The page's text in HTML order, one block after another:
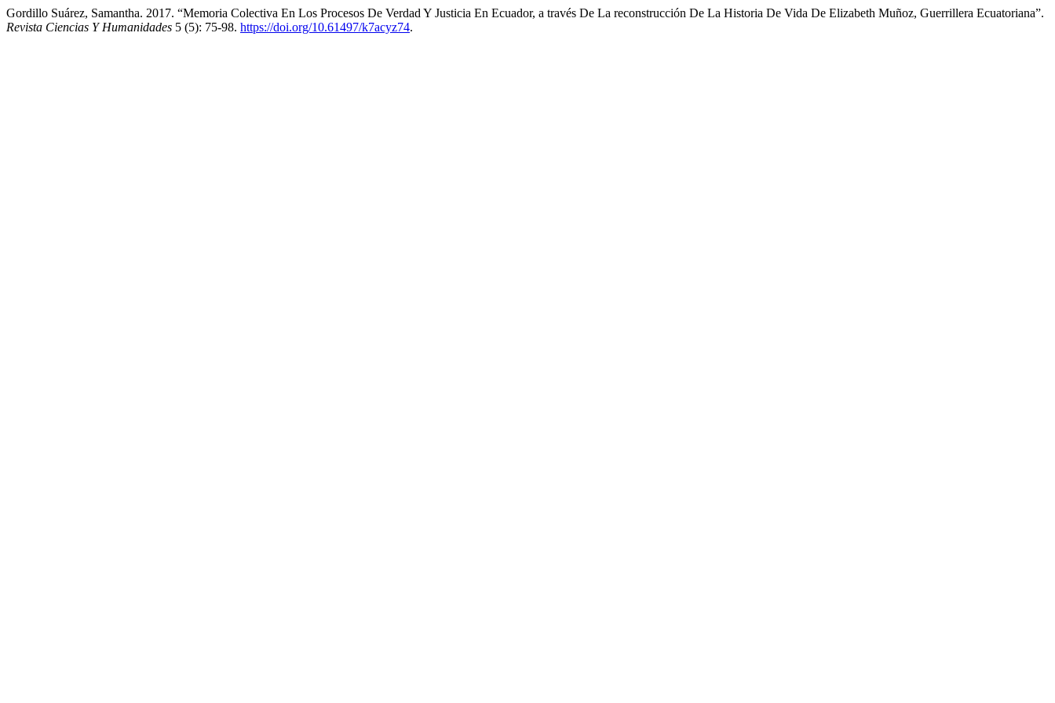
Gordillo Suárez, Samantha. 2017. “Memoria Colectiva En Los Procesos De Verdad Y Justicia En Ecuador, a través De La reconstrucción De La Historia De Vida De Elizabeth Muñoz, Guerrillera Ecuatoriana”.
Revista Ciencias Y Humanidades 5 (5): 75-98. https://doi.org/10.61497/k7acyz74.